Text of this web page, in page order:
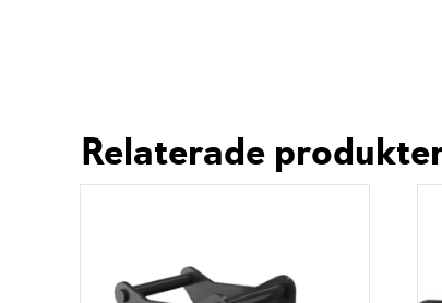
Relaterade